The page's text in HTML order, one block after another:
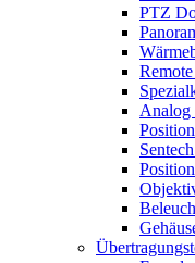
PTZ
Analog